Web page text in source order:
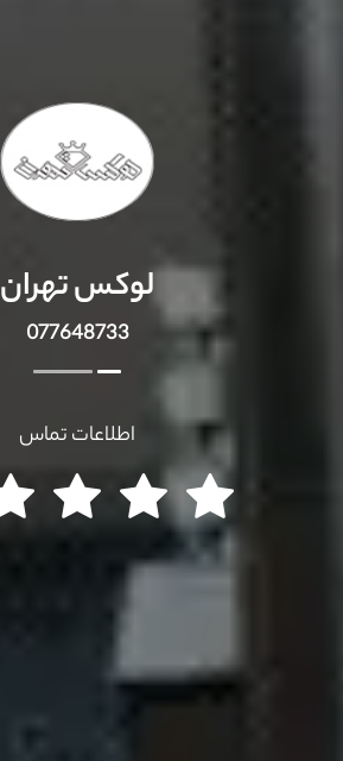
لوکس تهران
077648733
اطلاعات تماس